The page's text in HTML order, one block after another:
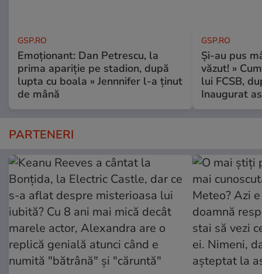
GSP.RO
Emoționant: Dan Petrescu, la
prima apariție pe stadion, după
lupta cu boala » Jennnifer l-a ținut
de mână
GSP.RO
Și-au pus
văzut! »
lui FCSB,
Inaugurat
PARTENERI